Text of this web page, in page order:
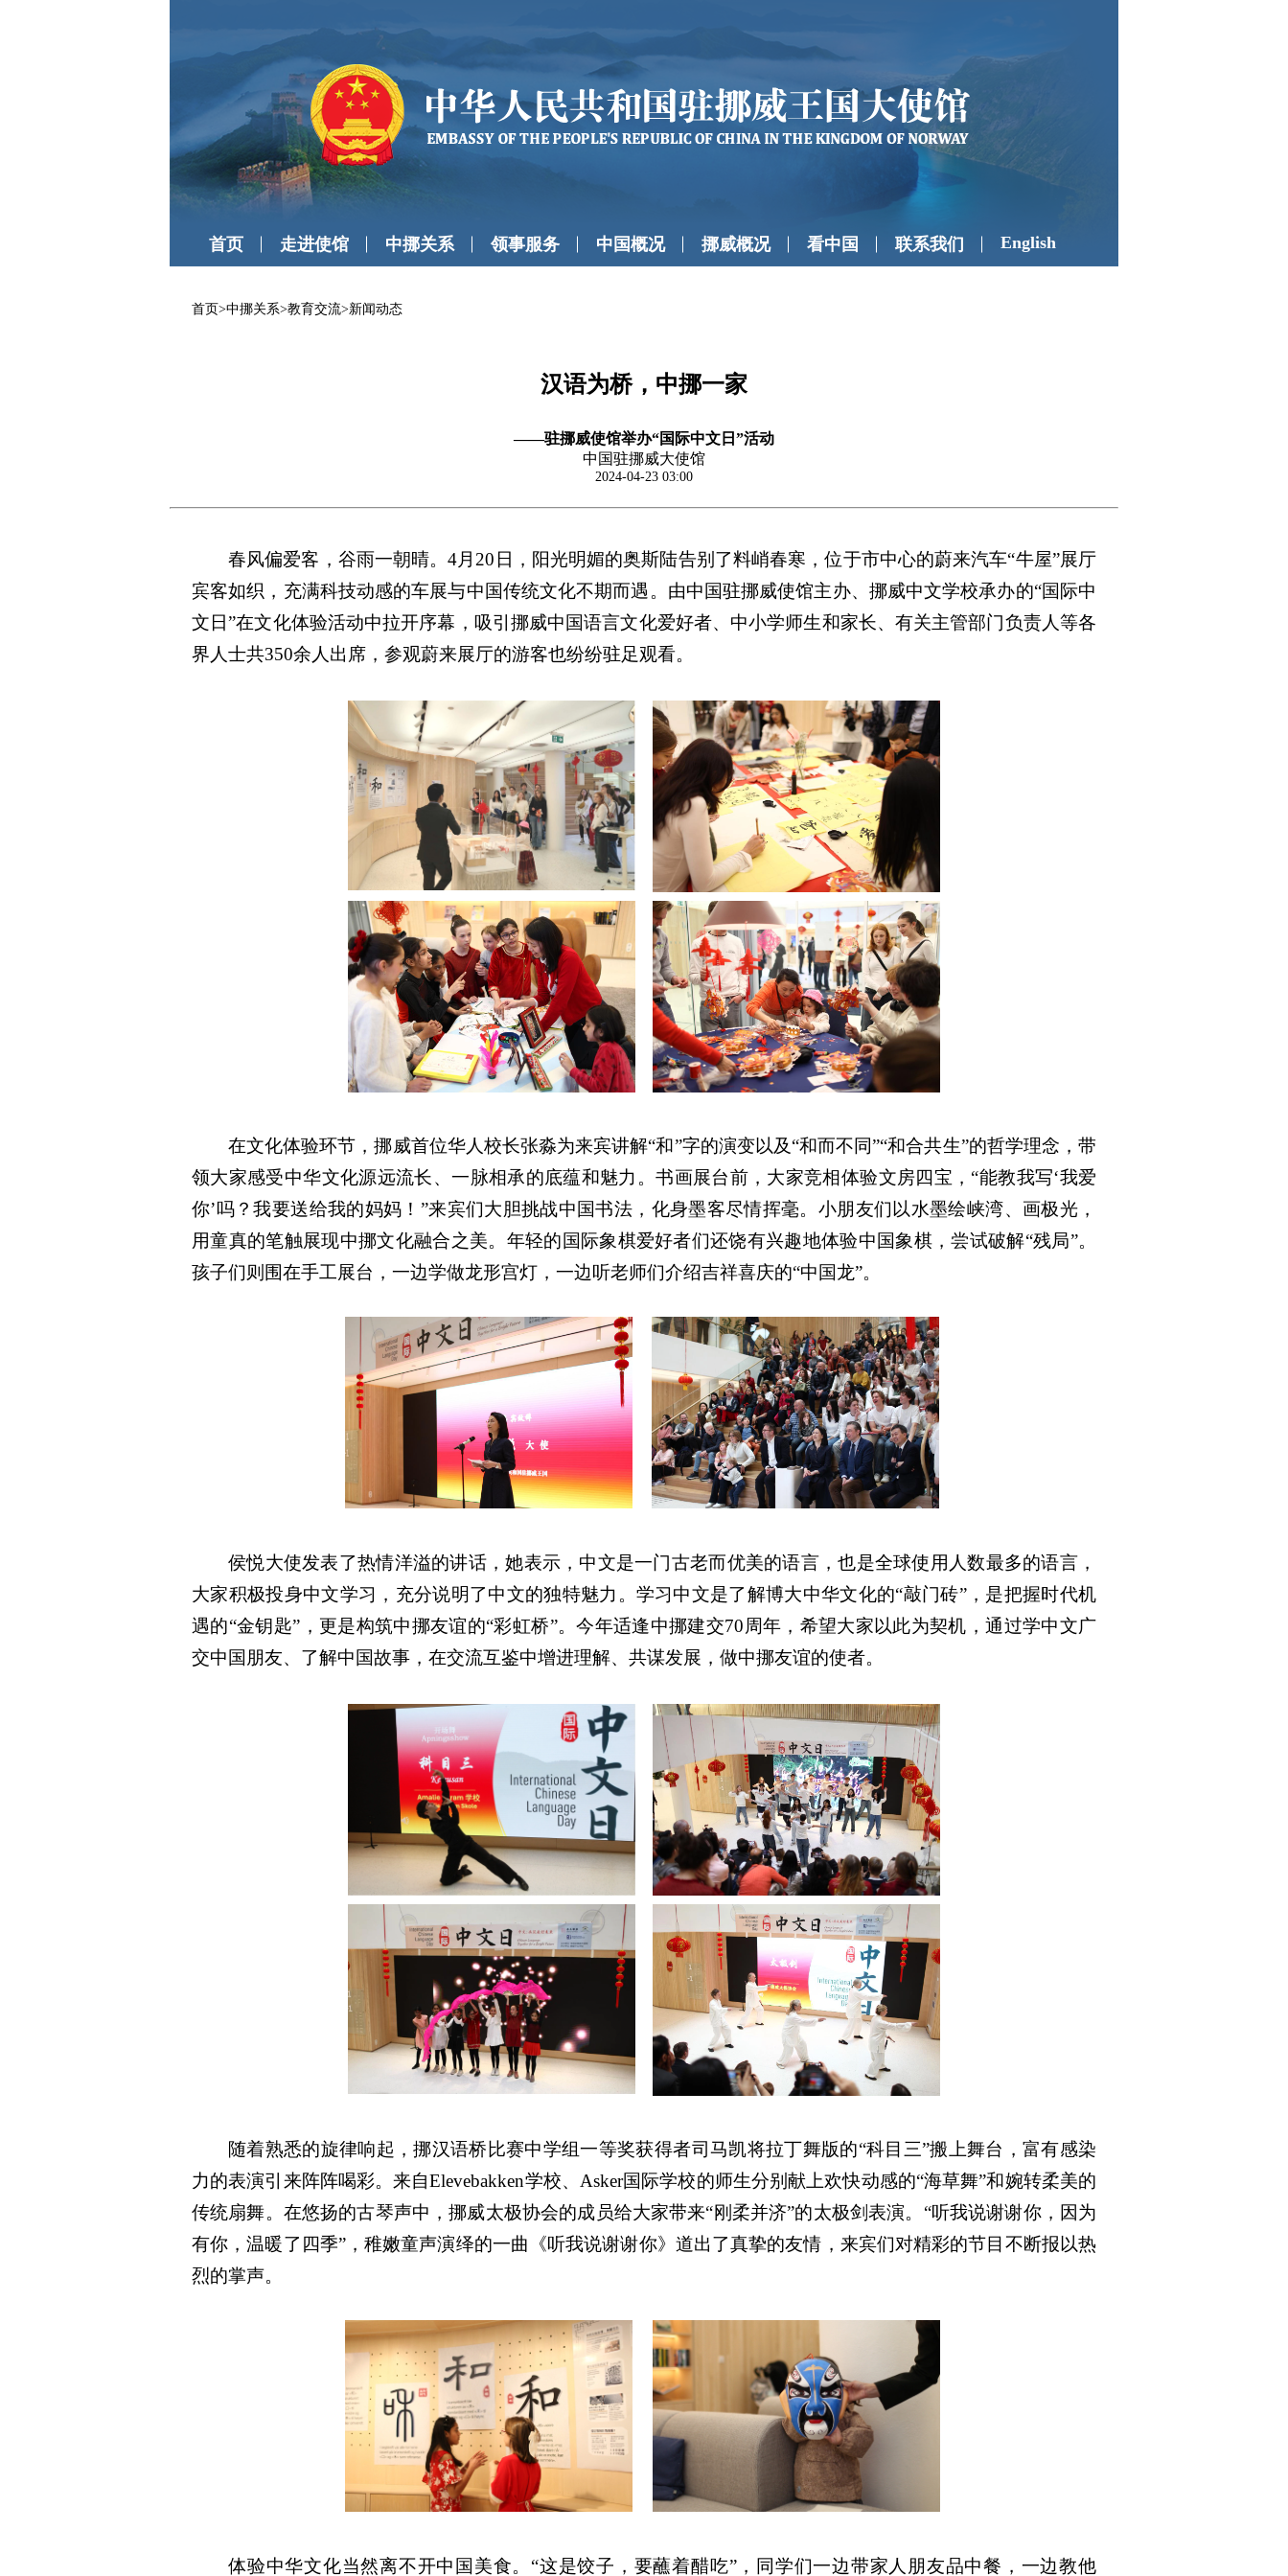
首页 走进使馆 中挪关系 领事服务 中国概况 挪威概况 看中国 联系我们 English
首页>中挪关系>教育交流>新闻动态
汉语为桥，中挪一家
——驻挪威使馆举办“国际中文日”活动
中国驻挪威大使馆
2024-04-23 03:00
春风偏爱客，谷雨一朝晴。4月20日，阳光明媚的奥斯陆告别了料峭春寒，位于市中心的蔚来汽车“牛屋”展厅
宾客如织，充满科技动感的车展与中国传统文化不期而遇。由中国驻挪威使馆主办、挪威中文学校承办的“国际中
文日”在文化体验活动中拉开序幕，吸引挪威中国语言文化爱好者、中小学师生和家长、有关主管部门负责人等各
界人士共350余人出席，参观蔚来展厅的游客也纷纷驻足观看。
在文化体验环节，挪威首位华人校长张淼为来宾讲解“和”字的演变以及“和而不同”“和合共生”的哲学理念，带
领大家感受中华文化源远流长、一脉相承的底蕴和魅力。书画展台前，大家竞相体验文房四宝，“能教我写‘我爱
你’吗？我要送给我的妈妈！”来宾们大胆挑战中国书法，化身墨客尽情挥毫。小朋友们以水墨绘峡湾、画极光，
用童真的笔触展现中挪文化融合之美。年轻的国际象棋爱好者们还饶有兴趣地体验中国象棋，尝试破解“残局”。
孩子们则围在手工展台，一边学做龙形宫灯，一边听老师们介绍吉祥喜庆的“中国龙”。
侯悦大使发表了热情洋溢的讲话，她表示，中文是一门古老而优美的语言，也是全球使用人数最多的语言，
大家积极投身中文学习，充分说明了中文的独特魅力。学习中文是了解博大中华文化的“敲门砖”，是把握时代机
遇的“金钥匙”，更是构筑中挪友谊的“彩虹桥”。今年适逢中挪建交70周年，希望大家以此为契机，通过学中文广
交中国朋友、了解中国故事，在交流互鉴中增进理解、共谋发展，做中挪友谊的使者。
随着熟悉的旋律响起，挪汉语桥比赛中学组一等奖获得者司马凯将拉丁舞版的“科目三”搬上舞台，富有感染
力的表演引来阵阵喝彩。来自Elevebakken学校、Asker国际学校的师生分别献上欢快动感的“海草舞”和婉转柔美的
传统扇舞。在悠扬的古琴声中，挪威太极协会的成员给大家带来“刚柔并济”的太极剑表演。“听我说谢谢你，因为
有你，温暖了四季”，稚嫩童声演绎的一曲《听我说谢谢你》道出了真挚的友情，来宾们对精彩的节目不断报以热
烈的掌声。
体验中华文化当然离不开中国美食。“这是饺子，要蘸着醋吃”，同学们一边带家人朋友品中餐，一边教他